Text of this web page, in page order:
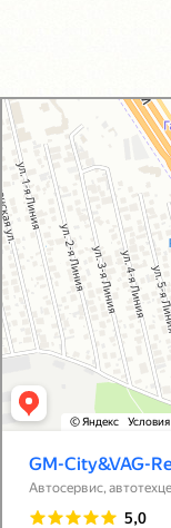
GM-City&VAG-Repair
Автосервис, автотехцентр
Магазин автозапчастей и